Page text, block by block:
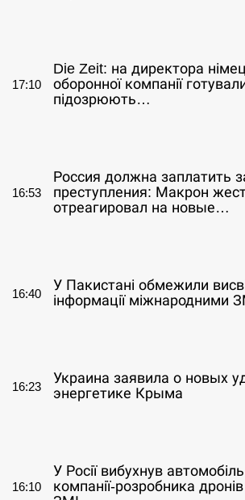
17:10
Die Zeit: на директора
оборонної компанії
підозрюють…
16:53
Россия должна заплатить
преступления: Макрон
отреагировал на новые…
16:40
У Пакистані обмежили
інформації міжнародними
16:23
Украина заявила о новых
энергетике Крыма
16:10
У Росії вибухнув
компанії-розробника